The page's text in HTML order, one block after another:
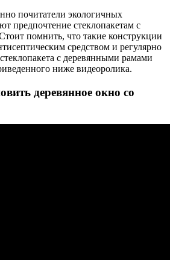
почитатели экологичных
предпочтение стеклопакетам с
помнить, что такие конструкции
средством и регулярно
с деревянными рамами
ниже видеоролика.
деревянное окно со